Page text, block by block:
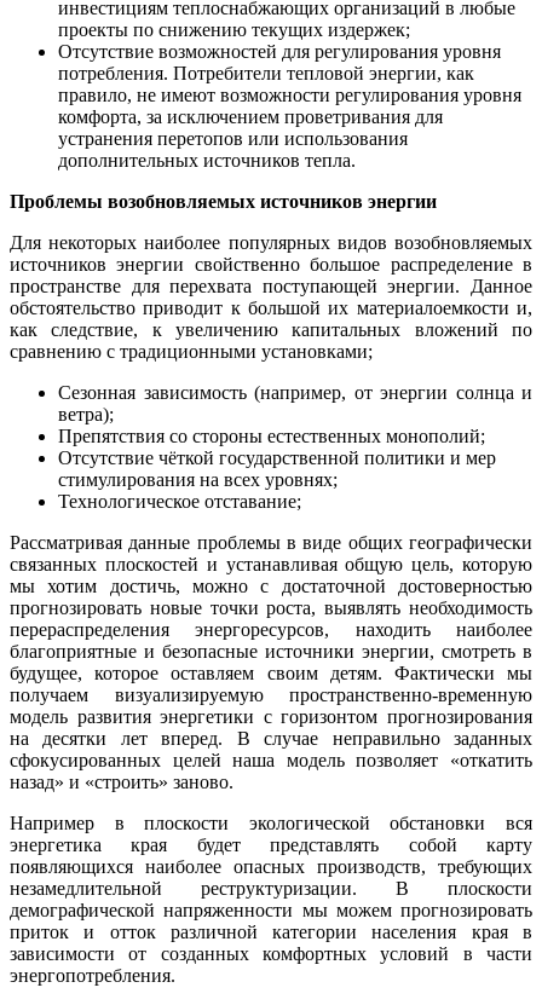
инвестициям теплоснабжающих организаций в любые
проекты по снижению текущих издержек;
Отсутствие возможностей для регулирования уровня
потребления. Потребители тепловой энергии, как
правило, не имеют возможности регулирования уровня
комфорта, за исключением проветривания для
устранения перетопов или использования
дополнительных источников тепла.
Проблемы возобновляемых источников энергии
Для некоторых наиболее популярных видов возобновляемых
источников энергии свойственно большое распределение в
пространстве для перехвата поступающей энергии. Данное
обстоятельство приводит к большой их материалоемкости и,
как следствие, к увеличению капитальных вложений по
сравнению с традиционными установками;
Сезонная зависимость (например, от энергии солнца и
ветра);
Препятствия со стороны естественных монополий;
Отсутствие чёткой государственной политики и мер
стимулирования на всех уровнях;
Технологическое отставание;
Рассматривая данные проблемы в виде общих географически
связанных плоскостей и устанавливая общую цель, которую
мы хотим достичь, можно с достаточной достоверностью
прогнозировать новые точки роста, выявлять необходимость
перераспределения энергоресурсов, находить наиболее
благоприятные и безопасные источники энергии, смотреть в
будущее, которое оставляем своим детям. Фактически мы
получаем визуализируемую пространственно-временную
модель развития энергетики с горизонтом прогнозирования
на десятки лет вперед. В случае неправильно заданных
сфокусированных целей наша модель позволяет «откатить
назад» и «строить» заново.
Например в плоскости экологической обстановки вся
энергетика края будет представлять собой карту
появляющихся наиболее опасных производств, требующих
незамедлительной реструктуризации. В плоскости
демографической напряженности мы можем прогнозировать
приток и отток различной категории населения края в
зависимости от созданных комфортных условий в части
энергопотребления.